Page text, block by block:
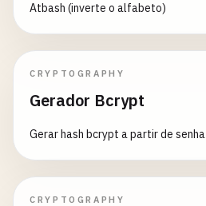
Atbash (inverte o alfabeto)
CRYPTOGRAPHY
Gerador Bcrypt
Gerar hash bcrypt a partir de senha
CRYPTOGRAPHY